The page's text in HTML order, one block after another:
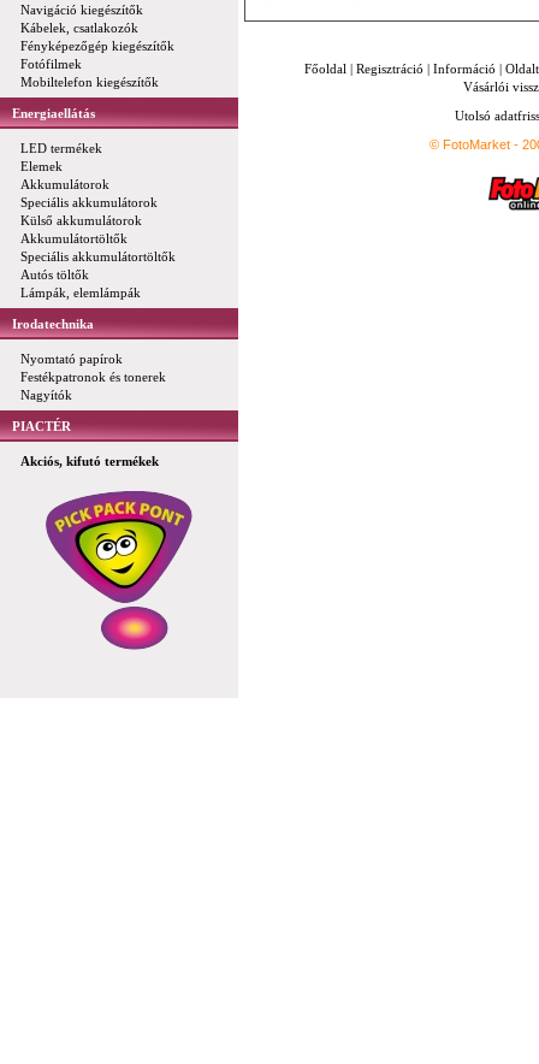
Navigáció kiegészítők
Kábelek, csatlakozók
Fényképezőgép kiegészítők
Fotófilmek
Mobiltelefon kiegészítők
Energiaellátás
LED termékek
Elemek
Akkumulátorok
Speciális akkumulátorok
Külső akkumulátorok
Akkumulátortöltők
Speciális akkumulátortöltők
Autós töltők
Lámpák, elemlámpák
Irodatechnika
Nyomtató papírok
Festékpatronok és tonerek
Nagyítók
PIACTÉR
Akciós, kifutó termékek
Főoldal | Regisztráció | Információ |
Vásárlói
Utolsó
© FotoMarket -